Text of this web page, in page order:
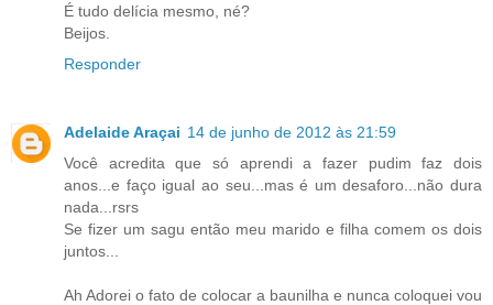
É tudo delícia mesmo, né?
Beijos.
Responder
Adelaide Araçai 14 de junho de 2012 às 21:59
Você acredita que só aprendi a fazer pudim faz dois
anos...e faço igual ao seu...mas é um desaforo...não dura
nada...rsrs
Se fizer um sagu então meu marido e filha comem os dois
juntos...
Ah Adorei o fato de colocar a baunilha e nunca coloquei vou